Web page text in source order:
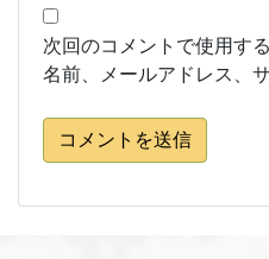
次回のコメントで使用す
名前、メールアドレス、
コメントを送信